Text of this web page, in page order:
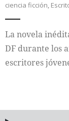
ciencia ficción,
La novela
DF durante los
escritores